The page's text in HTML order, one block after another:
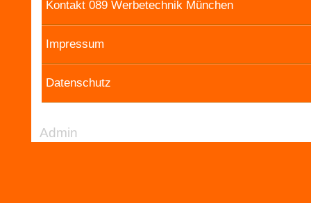
Kontakt 089 Werbetechnik München
Impressum
Datenschutz
Admin